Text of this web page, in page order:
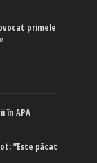
primele
în APA
”Este păcat